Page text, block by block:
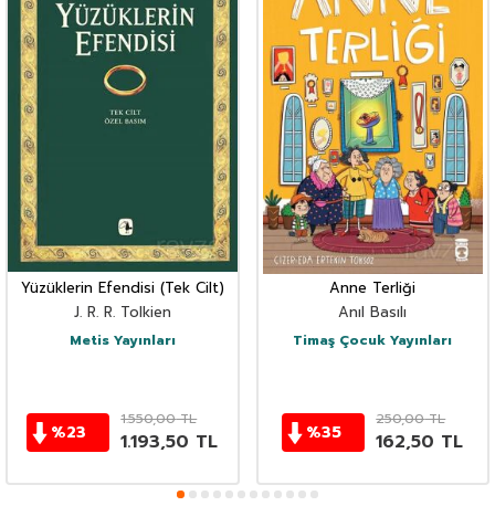
Yüzüklerin Efendisi (Tek Cilt)
J. R. R. Tolkien
Metis Yayınları
%23
1.550,00TL
1.193,50 TL
Anne Terliği
Anıl Basılı
Timaş Çocuk Yayınları
%35
250,00TL
162,50 TL